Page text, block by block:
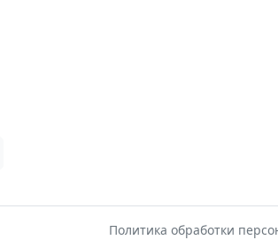
Политика обработки